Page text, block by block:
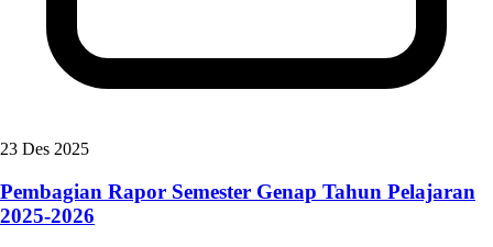
23 Des 2025
Pembagian Rapor Semester Genap Tahun Pelajaran
2025-2026